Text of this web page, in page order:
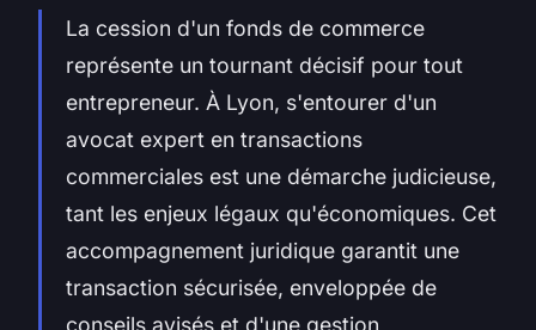
La cession d'un fonds de commerce
représente un tournant décisif pour tout
entrepreneur. À Lyon, s'entourer d'un
avocat expert en transactions
commerciales est une démarche judicieuse,
tant les enjeux légaux qu'économiques. Cet
accompagnement juridique garantit une
transaction sécurisée, enveloppée de
conseils avisés et d'une gestion